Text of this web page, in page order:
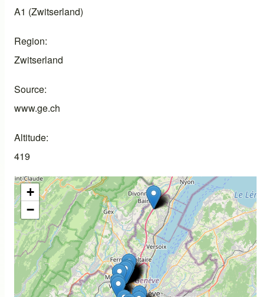
A1 (Zwitserland)
Region
Zwitserland
Source
www.ge.ch
Altitude
419
+
−